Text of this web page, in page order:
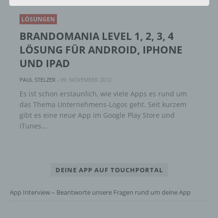
LÖSUNGEN
BRANDOMANIA LEVEL 1, 2, 3, 4
LÖSUNG FÜR ANDROID, IPHONE
UND IPAD
PAUL STELZER - 09. NOVEMBER 2012
Es ist schon erstaunlich, wie viele Apps es rund um
das Thema Unternehmens-Logos geht. Seit kurzem
gibt es eine neue App im Google Play Store und
iTunes…
DEINE APP AUF TOUCHPORTAL
App Interview – Beantworte unsere Fragen rund um deine App
uns zu übermitteln.
Begriffsbestimmungen
Die Datenschutzerklärung beruht auf den
Begrifflichkeiten, die durch den Europäischen
der Datenschutz-Grundverordnung (DS-GVO)
verwendet wurden. Unsere Datenschutzerklärung
soll sowohl für die Öffentlichkeit als auch für
unsere Kunden und Geschäftspartner einfach